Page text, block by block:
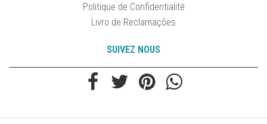
Politique de Confidentialité
Livro de Reclamações
SUIVEZ NOUS